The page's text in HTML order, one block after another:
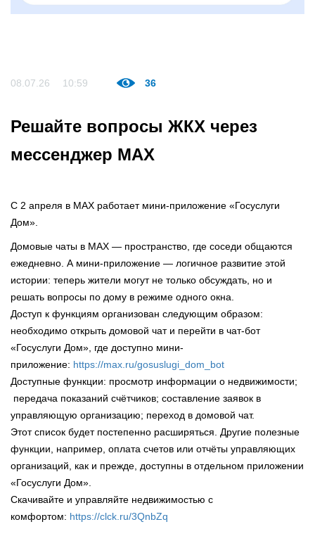
08.07.26 10:59 36
Решайте вопросы ЖКХ через
мессенджер MАХ
С 2 апреля в MAX работает мини-приложение «Госуслуги
Дом».
Домовые чаты в MAX — пространство, где соседи общаются
ежедневно. А мини-приложение — логичное развитие этой
истории: теперь жители могут не только обсуждать, но и
решать вопросы по дому в режиме одного окна.
Доступ к функциям организован следующим образом:
необходимо открыть домовой чат и перейти в чат-бот
«Госуслуги Дом», где доступно мини-
приложение: https://max.ru/gosuslugi_dom_bot
Доступные функции: просмотр информации о недвижимости;
передача показаний счётчиков; составление заявок в
управляющую организацию; переход в домовой чат.
Этот список будет постепенно расширяться. Другие полезные
функции, например, оплата счетов или отчёты управляющих
организаций, как и прежде, доступны в отдельном приложении
«Госуслуги Дом».
Скачивайте и управляйте недвижимостью с
комфортом: https://clck.ru/3QnbZq